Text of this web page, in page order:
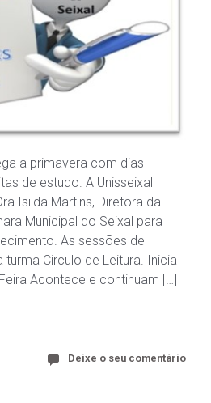
a primavera com dias
de estudo. A Unisseixal
Isilda Martins, Diretora da
Municipal do Seixal para
As sessões de
turma Circulo de Leitura. Inicia
Acontece e continuam […]
Deixe o seu comentário